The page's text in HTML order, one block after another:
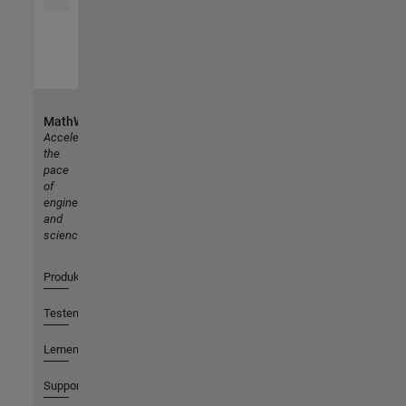
MathWorks
Accelerating
the
pace
of
engineering
and
science
Produkte
Testen oder Kaufen
Lernen
Support